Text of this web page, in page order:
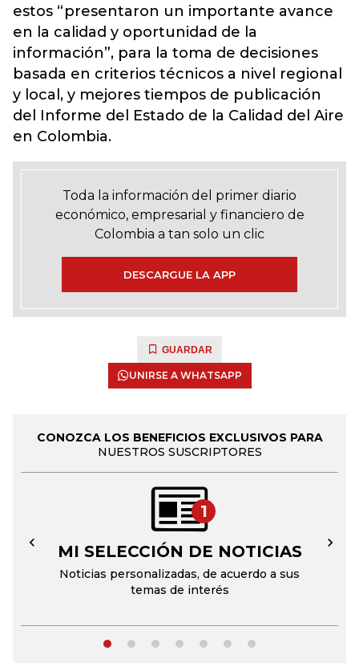
estos “presentaron un importante avance
en la calidad y oportunidad de la
información”, para la toma de decisiones
basada en criterios técnicos a nivel regional
y local, y mejores tiempos de publicación
del Informe del Estado de la Calidad del Aire
en Colombia.
Toda la información del primer diario
económico, empresarial y financiero de
Colombia a tan solo un clic
DESCARGUE LA APP
GUARDAR
UNIRSE A WHATSAPP
CONOZCA LOS BENEFICIOS EXCLUSIVOS PARA
NUESTROS SUSCRIPTORES
1
MI SELECCIÓN DE NOTICIAS
Noticias personalizadas, de acuerdo a sus
temas de interés
← →